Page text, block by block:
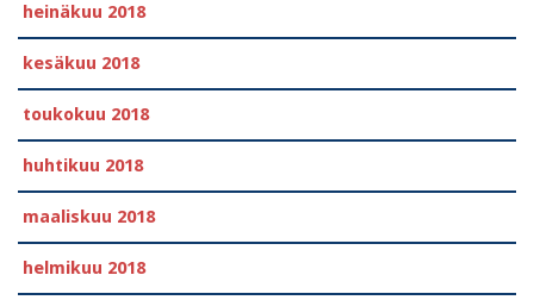
heinäkuu 2018
kesäkuu 2018
toukokuu 2018
huhtikuu 2018
maaliskuu 2018
helmikuu 2018